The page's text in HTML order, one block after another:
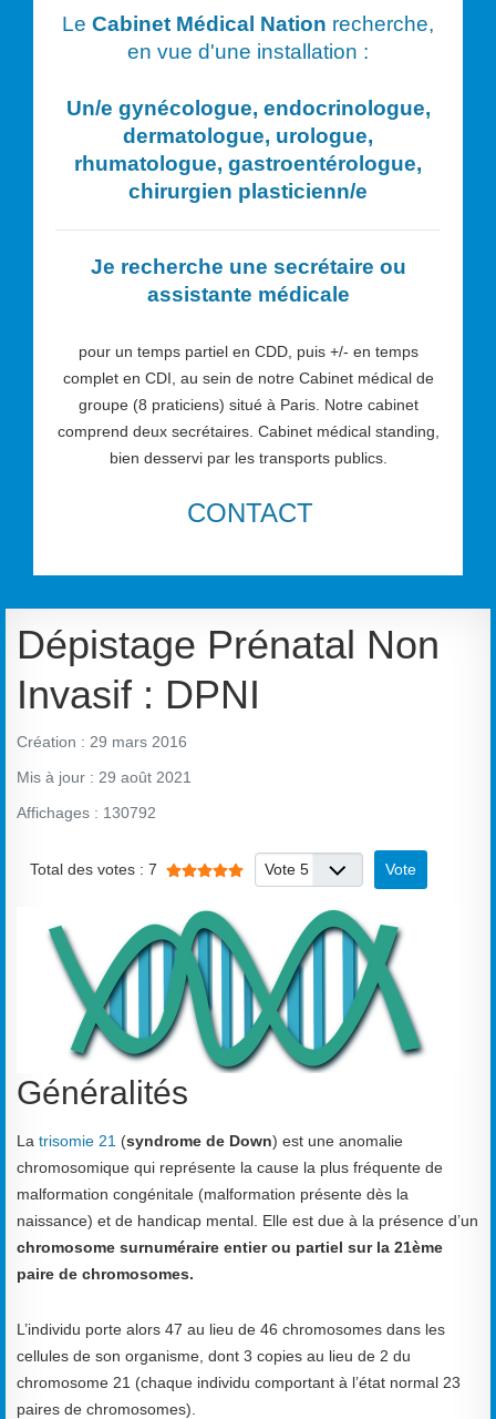
Le Cabinet Médical Nation recherche,
en vue d'une installation :
Un/e gynécologue, endocrinologue,
dermatologue, urologue,
rhumatologue, gastroentérologue,
chirurgien plasticienn/e
Je recherche une secrétaire ou
assistante médicale
pour un temps partiel en CDD, puis +/- en temps
complet en CDI, au sein de notre Cabinet médical de
groupe (8 praticiens) situé à Paris. Notre cabinet
comprend deux secrétaires. Cabinet médical standing,
bien desservi par les transports publics.
CONTACT
Dépistage Prénatal Non
Invasif : DPNI
Création : 29 mars 2016
Mis à jour : 29 août 2021
Affichages : 130792
Total des votes : 7 Veuillez voter
Généralités
La trisomie 21 (syndrome de Down) est une anomalie
chromosomique qui représente la cause la plus fréquente de
malformation congénitale (malformation présente dès la
naissance) et de handicap mental. Elle est due à la présence d’un
chromosome surnuméraire entier ou partiel sur la 21ème
paire de chromosomes.
L’individu porte alors 47 au lieu de 46 chromosomes dans les
cellules de son organisme, dont 3 copies au lieu de 2 du
chromosome 21 (chaque individu comportant à l’état normal 23
paires de chromosomes).